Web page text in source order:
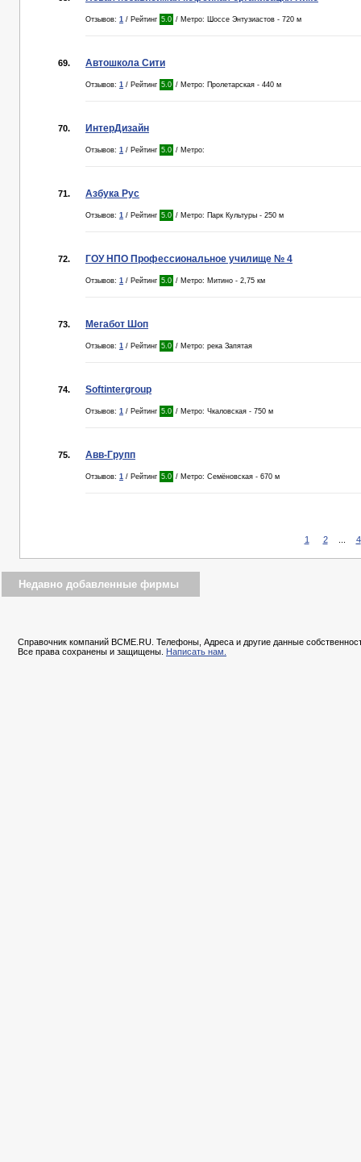
Отзывов: 1 / Рейтинг 5.0 / Метро: Шоссе Энтузиастов - 720 м
69. Автошкола Сити
Отзывов: 1 / Рейтинг 5.0 / Метро: Пролетарская - 440 м
70. ИнтерДизайн
Отзывов: 1 / Рейтинг 5.0 / Метро:
71. Азбука Рус
Отзывов: 1 / Рейтинг 5.0 / Метро: Парк Культуры - 250 м
72. ГОУ НПО Профессиональное училище № 4
Отзывов: 1 / Рейтинг 5.0 / Метро: Митино - 2,75 км
73. Мегабот Шоп
Отзывов: 1 / Рейтинг 5.0 / Метро: река Запятая
74. Softintergroup
Отзывов: 1 / Рейтинг 5.0 / Метро: Чкаловская - 750 м
75. Авв-Групп
Отзывов: 1 / Рейтинг 5.0 / Метро: Семёновская - 670 м
1 2 4
Недавно добавленные фирмы
Справочник компаний BCME.RU. Телефоны, Адреса и другие данные
Все права сохранены и защищены. Написать нам.